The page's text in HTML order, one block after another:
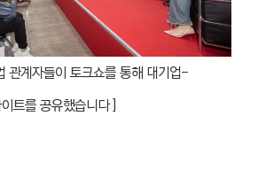
관계자들이 토크쇼를 통해 대기업-
트를 공유했습니다]